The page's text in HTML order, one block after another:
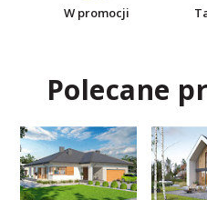
W promocji
Polecane